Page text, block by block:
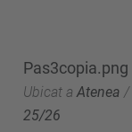
Pas3copia.png
Ubicat a Atenea /
25/26